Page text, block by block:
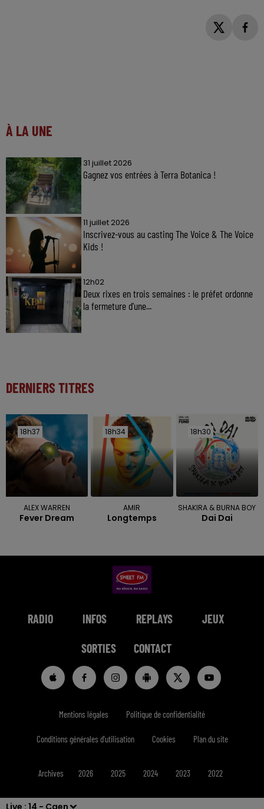
Live : 14 - Caen
À LA UNE
31 juillet 2026
Gagnez vos entrées à Terra Botanica !
11 juillet 2026
Inscrivez-vous au casting The Voice & The Voice
Kids !
12h02
Deux rixes en trois semaines : le préfet ordonne
la fermeture d'une...
DERNIERS TITRES
18h37
18h37
ALEX WARREN
Fever Dream
18h34
18h34
AMIR
Longtemps
18h30
18h30
SHAKIRA & BURNA BOY
Dai Dai
RADIO INFOS REPLAYS JEUX
SORTIES CONTACT
Mentions légales Politique de confidentialité
Conditions générales d'utilisation Cookies Plan du site
Archives 2026 2025 2024 2023 2022